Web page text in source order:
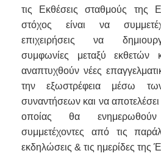
τις Εκθέσεις σταθμούς της
στόχος είναι να
επιχειρήσεις να
συμφωνίες μεταξύ εκθετών
αναπτυχθούν νέες
την εξωστρέφεια μέσω
συναντήσεων και να
οποίας θα ενημερωθούν
συμμετέχοντες από τις
εκδηλώσεις & τις ημερίδες της